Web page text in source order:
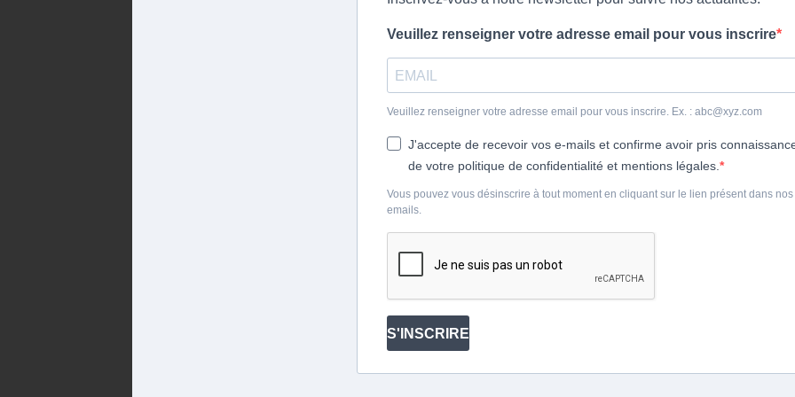
Veuillez renseigner votre adresse email pour vous inscrire
Veuillez renseigner votre adresse email pour vous inscrire. Ex. : abc@xyz.com
J'accepte de recevoir vos e-mails et confirme avoir pris
de votre politique de confidentialité et mentions légales.
Vous pouvez vous désinscrire à tout moment en cliquant sur le lien présent dans nos
emails.
S'INSCRIRE